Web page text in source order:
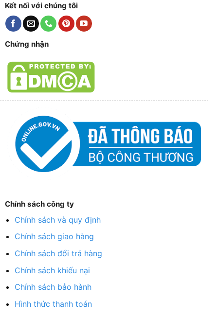
Kết nối với chúng tôi
Chứng nhận
Chính sách công ty
Chính sách và quy định
Chính sách giao hàng
Chính sách đổi trả hàng
Chính sách khiếu nại
Chính sách bảo hành
Hình thức thanh toán